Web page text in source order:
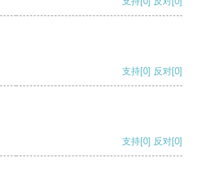
支持[0] 反对[0]
支持[0] 反对[0]